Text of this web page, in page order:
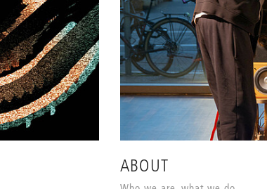
ABOUT